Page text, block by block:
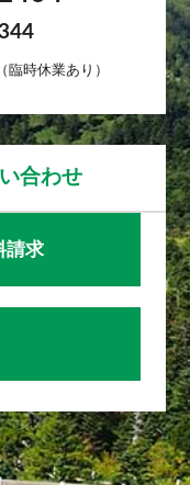
時休業あり）
合わせ
請求